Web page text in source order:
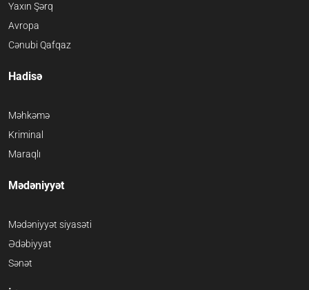
Yaxın Şərq
Avropa
Cənubi Qafqaz
Hadisə
Məhkəmə
Kriminal
Maraqlı
Mədəniyyət
Mədəniyyət siyasəti
Ədəbiyyat
Sənət